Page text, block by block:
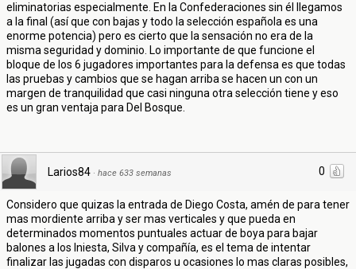
eliminatorias especialmente. En la Confederaciones sin él llegamos
a la final (así que con bajas y todo la selección española es una
enorme potencia) pero es cierto que la sensación no era de la
misma seguridad y dominio. Lo importante de que funcione el
bloque de los 6 jugadores importantes para la defensa es que todas
las pruebas y cambios que se hagan arriba se hacen un con un
margen de tranquilidad que casi ninguna otra selección tiene y eso
es un gran ventaja para Del Bosque.
0
Larios84 · hace 633 semanas
Considero que quizas la entrada de Diego Costa, amén de para tener
mas mordiente arriba y ser mas verticales y que pueda en
determinados momentos puntuales actuar de boya para bajar
balones a los Iniesta, Silva y compañía, es el tema de intentar
finalizar las jugadas con disparos u ocasiones lo mas claras posibles,